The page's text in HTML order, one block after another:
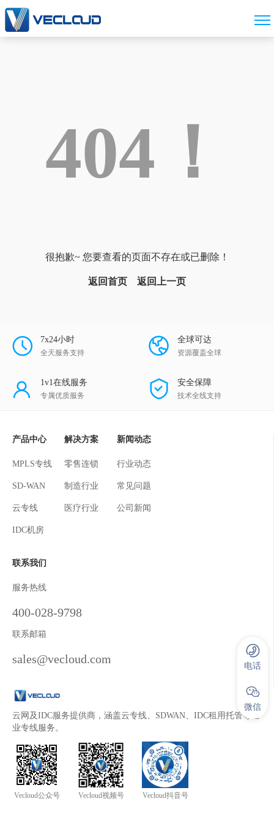
404！
很抱歉~ 您要查看的页面不存在或已删除！
返回首页 返回上一页
7x24小时
全天服务支持
全球可达
资源覆盖全球
1v1在线服务
专属优质服务
安全保障
技术全线支持
产品中心
MPLS专线
SD-WAN
云专线
IDC机房
解决方案
零售连锁
制造行业
医疗行业
新闻动态
行业动态
常见问题
公司新闻
联系我们
服务热线
400-028-9798
联系邮箱
sales@vecloud.com
云网及IDC服务提供商，涵盖云专线、SDWAN、IDC租用托管等企
业专线服务。
Vecloud公众号 Vecloud视频号 Vecloud抖音号
电话
微信